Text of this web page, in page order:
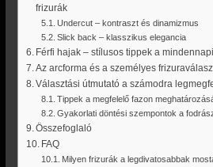
frizurák
Undercut – kontraszt és dinamizmus
Slick back – klasszikus elegancia
Férfi hajak – stílusos tippek a
Az arcforma és a személyes
Választási útmutató a számodra
Tippek a megfelelő fazon
Gyakorlati döntési szempontok a
Összefoglaló
FAQ
Milyen frizurák a legdivatosabbak